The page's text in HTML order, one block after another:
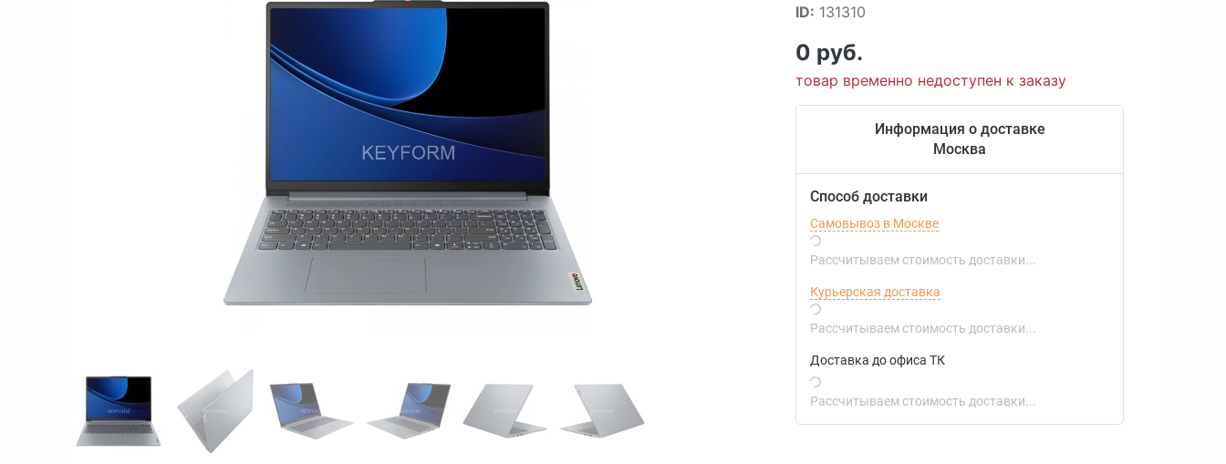
ID: 131310
0 руб.
товар временно недоступен к заказу
Информация о доставке
Москва
Способ доставки
Самовывоз в Москве
Рассчитываем стоимость доставки...
Курьерская доставка
Рассчитываем стоимость доставки...
Доставка до офиса ТК
Рассчитываем стоимость доставки...